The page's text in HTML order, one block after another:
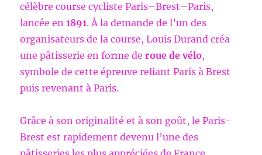
célèbre course cycliste Paris–Brest–Paris,
lancée en1891. À la demande de l’un des
organisateurs de la course, Louis Durand créa
une pâtisserie en forme deroue de vélo,
symbole de cette épreuve reliant Paris à Brest
puis revenant à Paris.
Grâce à son originalité et à son goût, le Paris-
Brest est rapidement devenu l’une des